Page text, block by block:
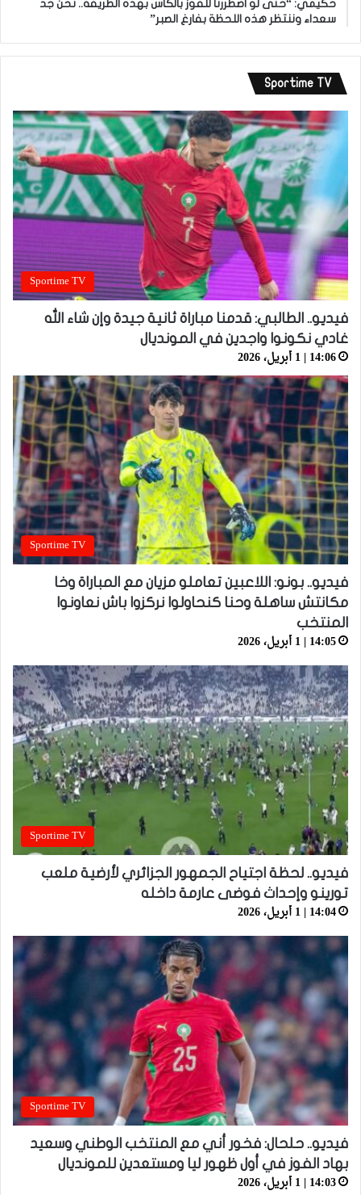
حكيمي: “حتى لو اضطررنا للفوز بالكأس بهذه الطريقة.. نحن جد
سعداء وننتظر هذه اللحظة بفارغ الصبر”
Sportime TV
Sportime TV
فيديو.. الطالبي: قدمنا مباراة ثانية جيدة وإن شاء الله
غادي نكونوا واجدين في المونديال
14:06 | 1 أبريل، 2026
Sportime TV
فيديو.. بونو: اللاعبين تعاملو مزيان مع المباراة وخا
مكانتش ساهلة وحنا كنحاولوا نركزوا باش نعاونوا
المنتخب
14:05 | 1 أبريل، 2026
Sportime TV
فيديو.. لحظة اجتياح الجمهور الجزائري لأرضية ملعب
تورينو وإحداث فوضى عارمة داخله
14:04 | 1 أبريل، 2026
Sportime TV
فيديو.. حلحال: فخور أني مع المنتخب الوطني وسعيد
بهاد الفوز في أول ظهور ليا ومستعدين للمونديال
14:03 | 1 أبريل، 2026